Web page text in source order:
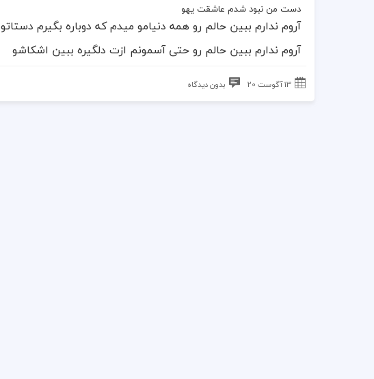
دست من نبود شدم عاشقت یهو
آروم ندارم ببین حالم رو همه دنیامو میدم که دوباره بگیرم دستاتو
آروم ندارم ببین حالم رو حتی آسمونم ازت دلگیره ببین اشکاشو
13 آگوست 20 بدون دیدگاه